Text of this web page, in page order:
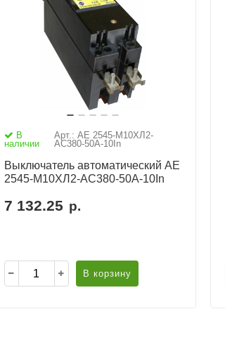
В
наличии
Арт.: АЕ 2545-М10ХЛ2-
AC380-50А-10In
Выключатель автоматический АЕ
2545-М10ХЛ2-AC380-50А-10In
7 132.25 р.
В корзину